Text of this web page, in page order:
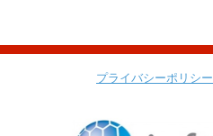
プライバシーポリシー